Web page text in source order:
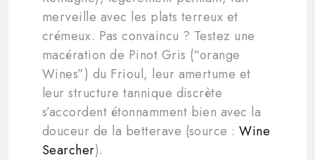
merveille avec les plats terreux et
crémeux. Pas convaincu ? Testez une
macération de Pinot Gris (“orange
Wines”) du Frioul, leur amertume et
leur structure tannique discrète
s’accordent étonnamment bien avec la
douceur de la betterave (source :Wine
Searcher).